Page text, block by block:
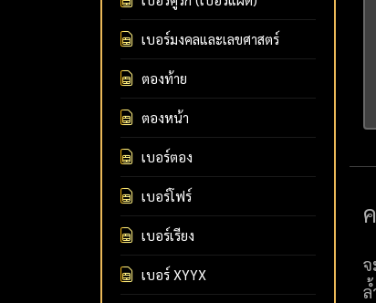
เบอร์มงคลและเลขศาสตร์
ตองท้าย
ตองหน้า
เบอร์ตอง
เบอร์โฟร์
เบอร์เรียง
เบอร์ XYYX